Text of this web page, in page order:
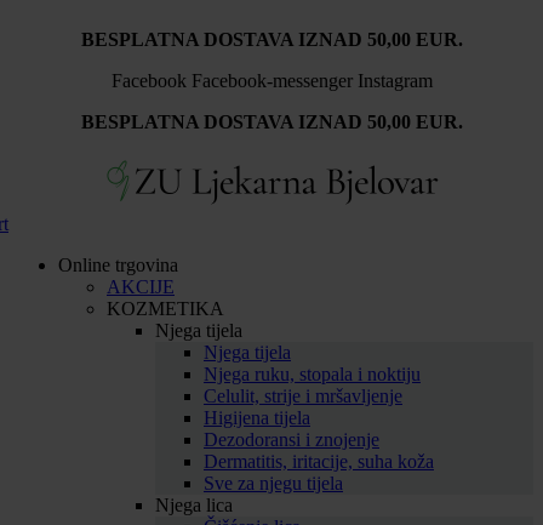
BESPLATNA DOSTAVA IZNAD 50,00 EUR.
Facebook Facebook-messenger Instagram
BESPLATNA DOSTAVA IZNAD 50,00 EUR.
Online trgovina
AKCIJE
KOZMETIKA
Njega tijela
Njega tijela
Njega ruku, stopala i noktiju
Celulit, strije i mršavljenje
Higijena tijela
Dezodoransi i znojenje
Dermatitis, iritacije, suha koža
Sve za njegu tijela
Njega lica